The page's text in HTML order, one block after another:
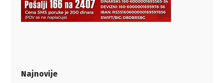
Najnovije